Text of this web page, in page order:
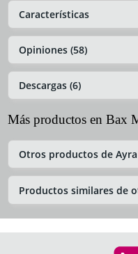
Características
Opiniones (58)
Descargas (6)
Más productos en Bax
Otros productos de Ayra
Productos similares de